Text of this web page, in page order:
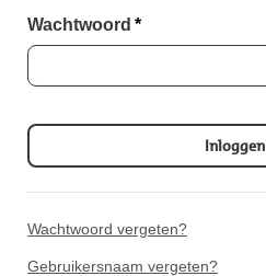
Wachtwoord *
Inloggen
Wachtwoord vergeten?
Gebruikersnaam vergeten?